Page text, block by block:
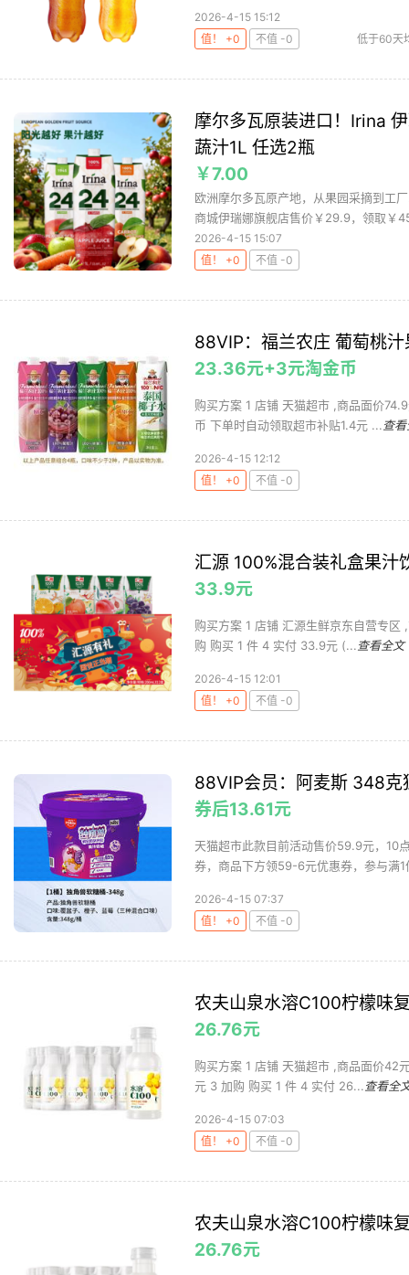
2026-4-15 15:12
值！ +0
不值 -0 低于60天
摩尔多瓦原装进口！Irina
蔬汁1L 任选2瓶
￥7.00
欧洲摩尔多瓦原产地，从果园采摘到工
商城伊瑞娜旗舰店售价￥29.9，领取￥
2026-4-15 15:07
值！ +0
不值 -0
88VIP：福兰农庄 葡萄桃
23.36元+3元淘金币
购买方案 1 店铺 天猫超市 ,商品面价
币 下单时自动领取超市补贴1.4元 ... 查
2026-4-15 12:12
值！ +0
不值 -0
汇源 100%混合装礼盒果
33.9元
购买方案 1 店铺 汇源生鲜京东自营专
购 购买 1 件 4 实付 33.9元 (... 查看全文
2026-4-15 12:01
值！ +0
不值 -0
88VIP会员：阿麦斯 348克
券后13.61元
天猫超市此款目前活动售价59.9元，10
券，商品下方领59-6元优惠券，参与满
2026-4-15 07:37
值！ +0
不值 -0
农夫山泉水溶C100柠檬味
26.76元
购买方案 1 店铺 天猫超市 ,商品面价42
元 3 加购 购买 1 件 4 实付 26... 查看全
2026-4-15 07:03
值！ +0
不值 -0
农夫山泉水溶C100柠檬味
26.76元